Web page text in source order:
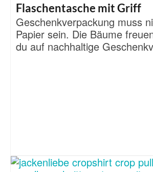
Flaschentasche mit Griff
Geschenkverpackung muss
Papier sein. Die Bäume
du auf nachhaltige